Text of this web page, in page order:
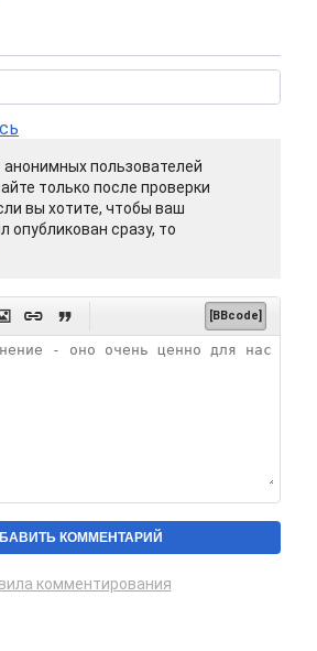
пользователей
только после проверки
вы хотите, чтобы ваш
опубликован сразу, то
  [BBcode]
комментирования